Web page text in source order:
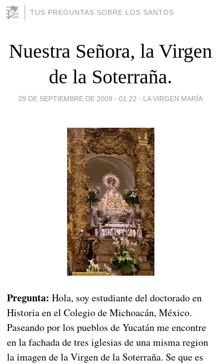
TUS PREGUNTAS SOBRE LOS SANTOS
Nuestra Señora, la Virgen
de la Soterraña.
29 DE SEPTIEMBRE DE 2009 - 01:22 - LA VIRGEN MARÍA
Pregunta: Hola, soy estudiante del doctorado en
Historia en el Colegio de Michoacán, México.
Paseando por los pueblos de Yucatán me encontre
en la fachada de tres iglesias de una misma region
la imagen de la Virgen de la Soterraña. Se que es